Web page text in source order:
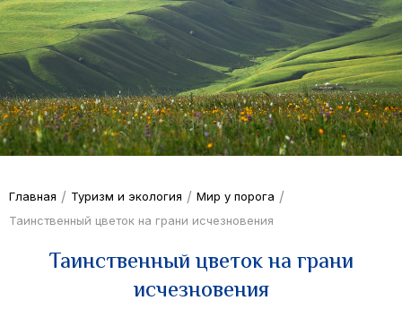
Главная / Туризм и экология / Мир у порога /
Таинственный цветок на грани исчезновения
Таинственный цветок на грани
исчезновения